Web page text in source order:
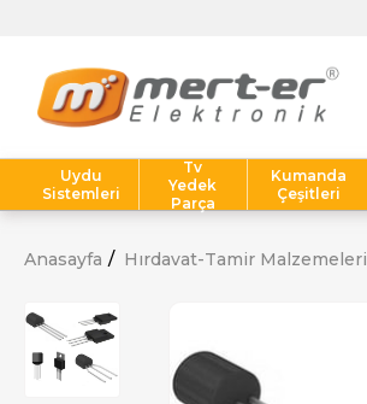
Uydu
Sistemleri
Tv
Yedek
Parça
Kumanda
Çeşitleri
Anasayfa Hırdavat-Tamir Malzemeleri